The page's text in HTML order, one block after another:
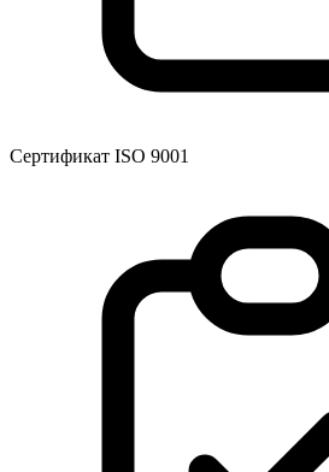
Сертификат ISO 9001